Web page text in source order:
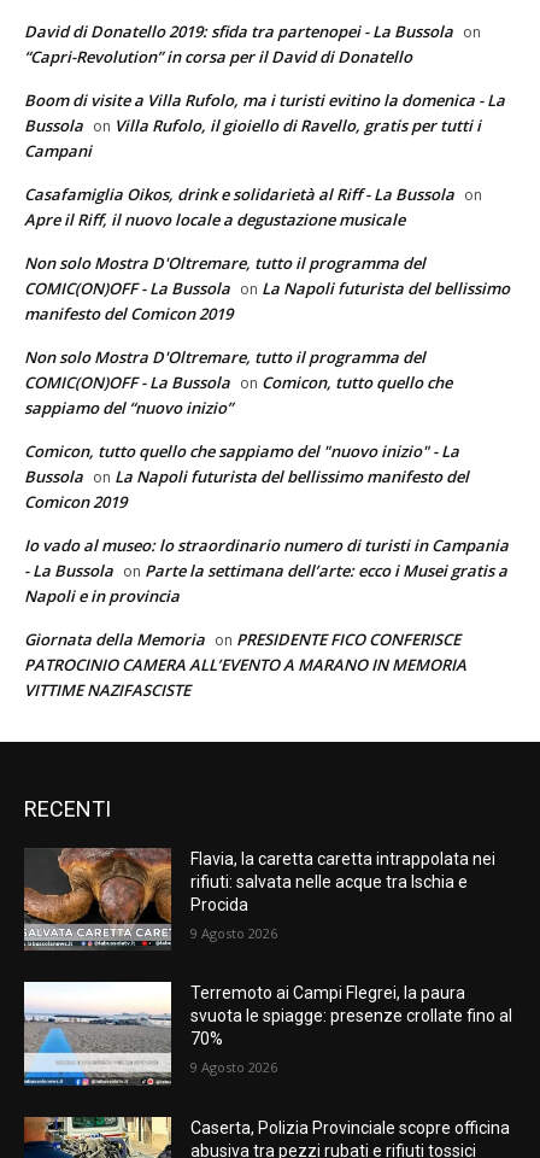
David di Donatello 2019: sfida tra partenopei - La Bussola on
“Capri-Revolution” in corsa per il David di Donatello
Boom di visite a Villa Rufolo, ma i turisti evitino la domenica - La
Bussola on Villa Rufolo, il gioiello di Ravello, gratis per tutti i
Campani
Casafamiglia Oikos, drink e solidarietà al Riff - La Bussola on
Apre il Riff, il nuovo locale a degustazione musicale
Non solo Mostra D'Oltremare, tutto il programma del
COMIC(ON)OFF - La Bussola on La Napoli futurista del bellissimo
manifesto del Comicon 2019
Non solo Mostra D'Oltremare, tutto il programma del
COMIC(ON)OFF - La Bussola on Comicon, tutto quello che
sappiamo del “nuovo inizio”
Comicon, tutto quello che sappiamo del "nuovo inizio" - La
Bussola on La Napoli futurista del bellissimo manifesto del
Comicon 2019
Io vado al museo: lo straordinario numero di turisti in Campania
- La Bussola on Parte la settimana dell’arte: ecco i Musei gratis a
Napoli e in provincia
Giornata della Memoria on PRESIDENTE FICO CONFERISCE
PATROCINIO CAMERA ALL’EVENTO A MARANO IN MEMORIA
VITTIME NAZIFASCISTE
RECENTI
Flavia, la caretta caretta intrappolata nei
rifiuti: salvata nelle acque tra Ischia e
Procida
9 Agosto 2026
Terremoto ai Campi Flegrei, la paura
svuota le spiagge: presenze crollate fino al
70%
9 Agosto 2026
Caserta, Polizia Provinciale scopre officina
abusiva tra pezzi rubati e rifiuti tossici